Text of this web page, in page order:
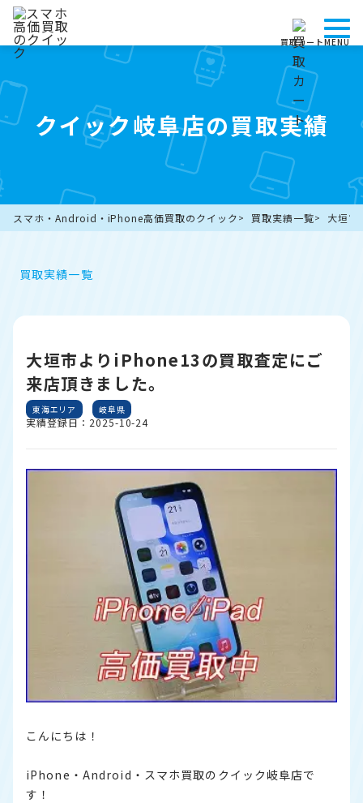
買取カートMENU
クイック岐阜店の買取実績
スマホ・Android・iPhone高価買取のクイック 買取実績一覧 大垣市
買取実績一覧
大垣市よりiPhone13の買取査定にご
来店頂きました。
東海エリア 岐阜県
実績登録日：2025-10-24
こんにちは！
iPhone・Android・スマホ買取のクイック岐阜店で
す！